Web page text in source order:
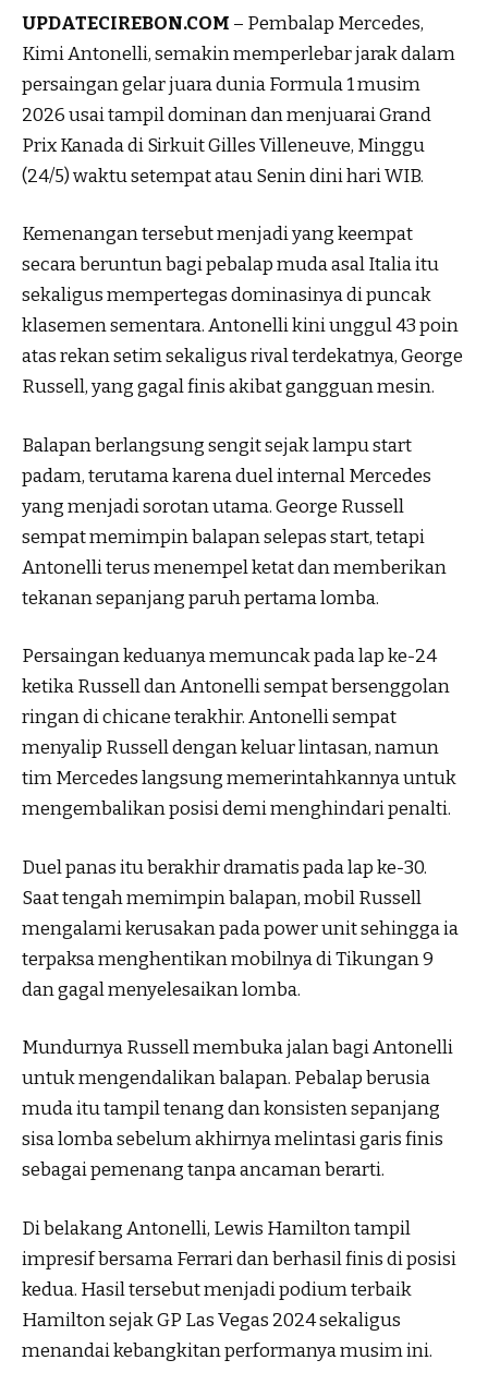
UPDATECIREBON.COM – Pembalap Mercedes,
Kimi Antonelli, semakin memperlebar jarak dalam
persaingan gelar juara dunia Formula 1 musim
2026 usai tampil dominan dan menjuarai Grand
Prix Kanada di Sirkuit Gilles Villeneuve, Minggu
(24/5) waktu setempat atau Senin dini hari WIB.
Kemenangan tersebut menjadi yang keempat
secara beruntun bagi pebalap muda asal Italia itu
sekaligus mempertegas dominasinya di puncak
klasemen sementara. Antonelli kini unggul 43 poin
atas rekan setim sekaligus rival terdekatnya, George
Russell, yang gagal finis akibat gangguan mesin.
Balapan berlangsung sengit sejak lampu start
padam, terutama karena duel internal Mercedes
yang menjadi sorotan utama. George Russell
sempat memimpin balapan selepas start, tetapi
Antonelli terus menempel ketat dan memberikan
tekanan sepanjang paruh pertama lomba.
Persaingan keduanya memuncak pada lap ke-24
ketika Russell dan Antonelli sempat bersenggolan
ringan di chicane terakhir. Antonelli sempat
menyalip Russell dengan keluar lintasan, namun
tim Mercedes langsung memerintahkannya untuk
mengembalikan posisi demi menghindari penalti.
Duel panas itu berakhir dramatis pada lap ke-30.
Saat tengah memimpin balapan, mobil Russell
mengalami kerusakan pada power unit sehingga ia
terpaksa menghentikan mobilnya di Tikungan 9
dan gagal menyelesaikan lomba.
Mundurnya Russell membuka jalan bagi Antonelli
untuk mengendalikan balapan. Pebalap berusia
muda itu tampil tenang dan konsisten sepanjang
sisa lomba sebelum akhirnya melintasi garis finis
sebagai pemenang tanpa ancaman berarti.
Di belakang Antonelli, Lewis Hamilton tampil
impresif bersama Ferrari dan berhasil finis di posisi
kedua. Hasil tersebut menjadi podium terbaik
Hamilton sejak GP Las Vegas 2024 sekaligus
menandai kebangkitan performanya musim ini.